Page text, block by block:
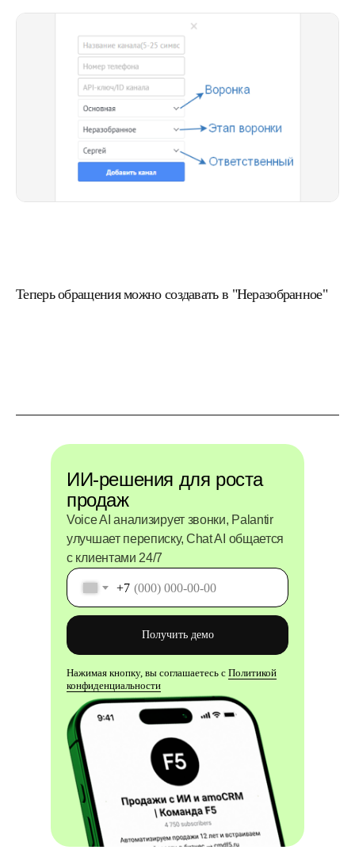
Теперь обращения можно создавать в "Неразобранное"
ИИ-решения для роста
продаж
Voice AI анализирует звонки, Palantir
улучшает переписку, Chat AI общается
с клиентами 24/7
+7
Получить демо
Нажимая кнопку, вы соглашаетесь с Политикой
конфиденциальности